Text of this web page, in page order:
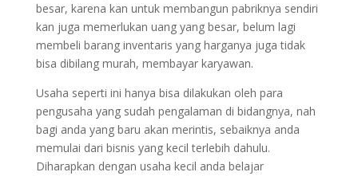
besar, karena kan untuk membangun pabriknya sendiri
kan juga memerlukan uang yang besar, belum lagi
membeli barang inventaris yang harganya juga tidak
bisa dibilang murah, membayar karyawan.
Usaha seperti ini hanya bisa dilakukan oleh para
pengusaha yang sudah pengalaman di bidangnya, nah
bagi anda yang baru akan merintis, sebaiknya anda
memulai dari bisnis yang kecil terlebih dahulu.
Diharapkan dengan usaha kecil anda belajar